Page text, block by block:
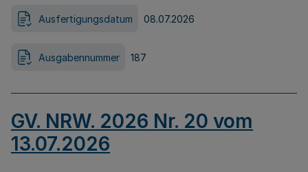
Ausfertigungsdatum 08.07.2026
Ausgabennummer 187
GV. NRW. 2026 Nr. 20 vom
13.07.2026